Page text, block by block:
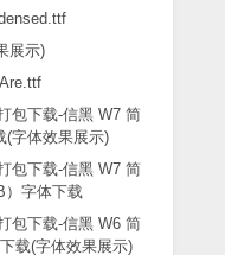
包下载-信黑 W7 简
）字体下载